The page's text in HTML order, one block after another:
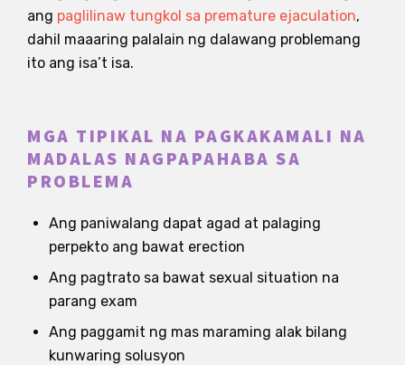
ang paglilinaw tungkol sa premature ejaculation,
dahil maaaring palalain ng dalawang problemang
ito ang isa’t isa.
MGA TIPIKAL NA PAGKAKAMALI NA
MADALAS NAGPAPAHABA SA
PROBLEMA
Ang paniwalang dapat agad at palaging
perpekto ang bawat erection
Ang pagtrato sa bawat sexual situation na
parang exam
Ang paggamit ng mas maraming alak bilang
kunwaring solusyon